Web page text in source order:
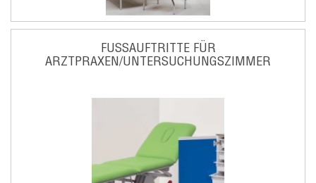
FUSSAUFTRITTE FÜR
ARZTPRAXEN/UNTERSUCHUNGSZIMMER